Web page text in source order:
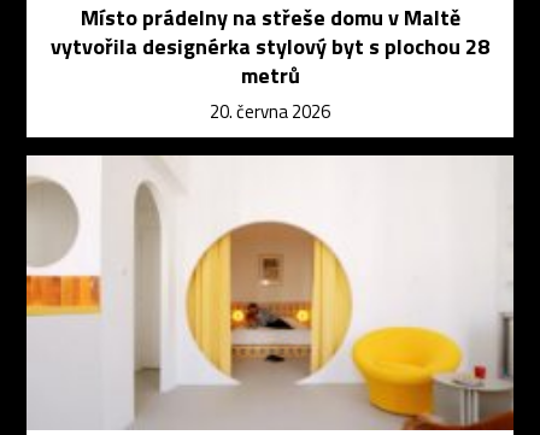
Místo prádelny na střeše domu v Maltě
vytvořila designérka stylový byt s plochou 28
metrů
20. června 2026